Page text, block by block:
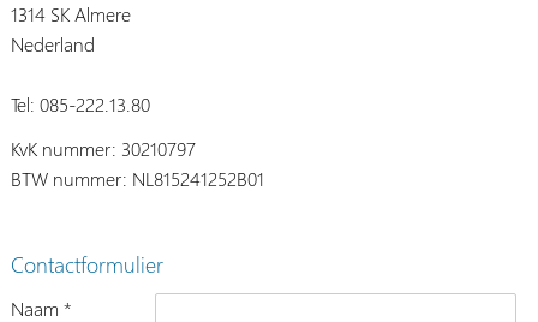
1314 SK Almere
Nederland
Tel: 085-222.13.80
KvK nummer: 30210797
BTW nummer: NL815241252B01
Contactformulier
Naam *